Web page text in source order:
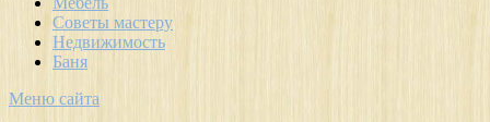
Советы мастеру
Недвижимость
Баня
Меню сайта